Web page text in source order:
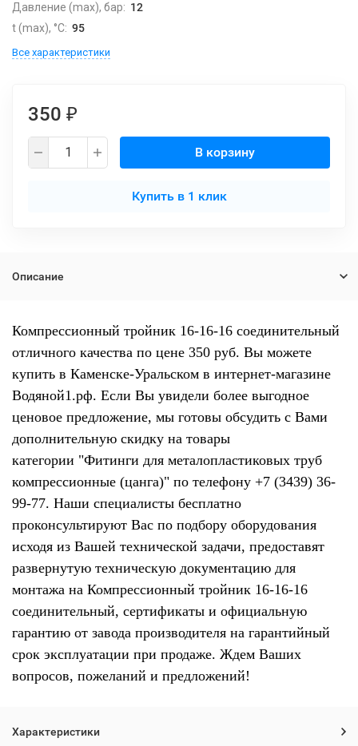
Давление (max), бар: 12
t (max), °С: 95
Все характеристики
350 ₽
В корзину
Купить в 1 клик
Описание
Компрессионный тройник 16-16-16 соединительный
отличного качества по цене 350 руб. Вы можете
купить в Каменске-Уральском в интернет-магазине
Водяной1.рф. Если Вы увидели более выгодное
ценовое предложение, мы готовы обсудить с Вами
дополнительную скидку на товары
категории "Фитинги для металопластиковых труб
компрессионные (цанга)" по телефону +7 (3439) 36-
99-77. Наши специалисты бесплатно
проконсультируют Вас по подбору оборудования
исходя из Вашей технической задачи, предоставят
развернутую техническую документацию для
монтажа на Компрессионный тройник 16-16-16
соединительный, сертификаты и официальную
гарантию от завода производителя на гарантийный
срок эксплуатации при продаже. Ждем Ваших
вопросов, пожеланий и предложений!
Характеристики